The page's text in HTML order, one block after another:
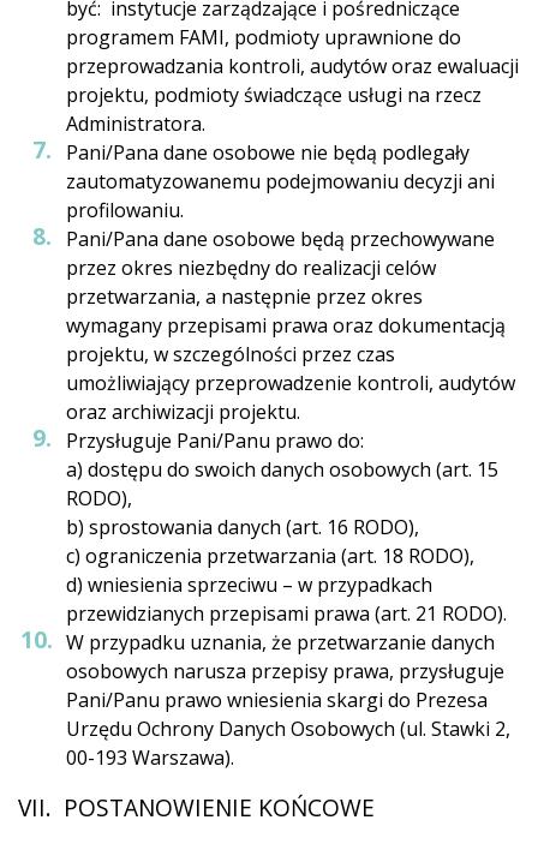
być: instytucje zarządzające i pośredniczące
programem FAMI, podmioty uprawnione do
przeprowadzania kontroli, audytów oraz ewaluacji
projektu, podmioty świadczące usługi na rzecz
Administratora.
Pani/Pana dane osobowe nie będą podlegały
zautomatyzowanemu podejmowaniu decyzji ani
profilowaniu.
Pani/Pana dane osobowe będą przechowywane
przez okres niezbędny do realizacji celów
przetwarzania, a następnie przez okres
wymagany przepisami prawa oraz dokumentacją
projektu, w szczególności przez czas
umożliwiający przeprowadzenie kontroli, audytów
oraz archiwizacji projektu.
Przysługuje Pani/Panu prawo do:
a) dostępu do swoich danych osobowych (art. 15
RODO),
b) sprostowania danych (art. 16 RODO),
c) ograniczenia przetwarzania (art. 18 RODO),
d) wniesienia sprzeciwu – w przypadkach
przewidzianych przepisami prawa (art. 21 RODO).
W przypadku uznania, że przetwarzanie danych
osobowych narusza przepisy prawa, przysługuje
Pani/Panu prawo wniesienia skargi do Prezesa
Urzędu Ochrony Danych Osobowych (ul. Stawki 2,
00-193 Warszawa).
VII. POSTANOWIENIE KOŃCOWE